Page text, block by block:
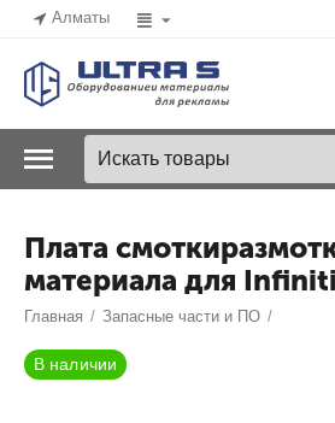
Алматы
Плата
материала для Infiniti
Главная / Запасные части и ПО /
В наличии